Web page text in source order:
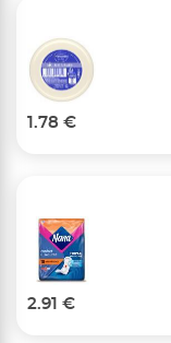
1.78 €
2.91 €